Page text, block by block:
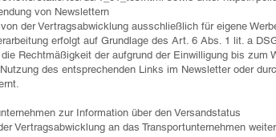
von Newslettern
der Vertragsabwicklung ausschließlich für eigene
erfolgt auf Grundlage des Art. 6 Abs. 1 lit. a
Rechtmäßigkeit der aufgrund der Einwilligung bis zum
des entsprechenden Links im Newsletter oder
zur Information über den Versandstatus
Vertragsabwicklung an das Transportunternehmen